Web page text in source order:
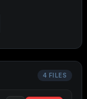
4 FILES